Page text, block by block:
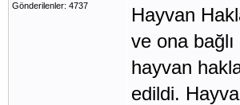
Gönderilenler: 4737
Hayvan
ve ona
hayvan
edildi.